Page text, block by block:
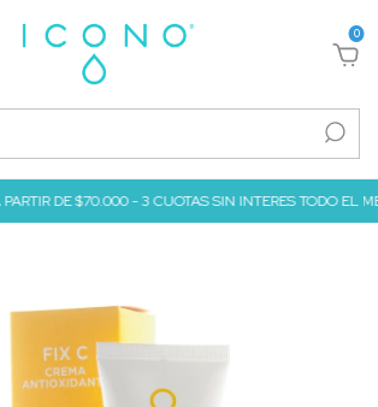
0
DE $70.000 - 3 CUOTAS SIN INTERES TODO EL